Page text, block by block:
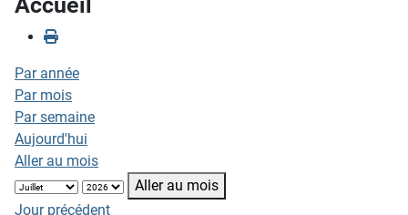
Par année
Par mois
Par semaine
Aujourd'hui
Aller au mois
Aller au mois
Jour précédent